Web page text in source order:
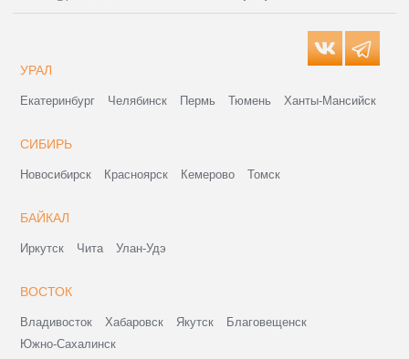
УРАЛ
Екатеринбург Челябинск Пермь Тюмень Ханты-Мансийск
СИБИРЬ
Новосибирск Красноярск Кемерово Томск
БАЙКАЛ
Иркутск Чита Улан-Удэ
ВОСТОК
Владивосток Хабаровск Якутск
Благовещенск
Южно-Сахалинск